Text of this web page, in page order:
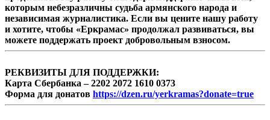
которым небезразличны судьба армянского народа и
независимая журналистика. Если вы цените нашу работу
и хотите, чтобы «Еркрамас» продолжал развиваться, вы
можете поддержать проект добровольным взносом.
РЕКВИЗИТЫ ДЛЯ ПОДДЕРЖКИ:
Карта Сбербанка – 2202 2072 1610 0373
Форма для донатов https://dzen.ru/yerkramas?donate=true